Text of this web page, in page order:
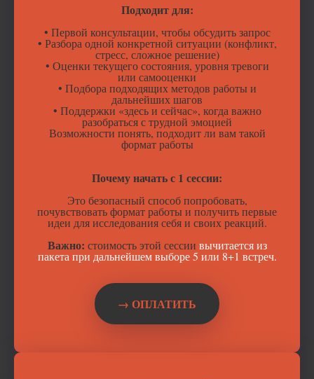
Подходит для:
• Первой консультации, чтобы обсудить запрос
• Разбора одной конкретной ситуации (конфликт,
стресс, сложное решение)
• Оценки текущего состояния, уровня тревоги
или самооценки
• Подбора подходящих методов работы и
дальнейших шагов
• Поддержки «здесь и сейчас», когда важно
разобраться с трудной эмоцией
Возможности понять, подходит ли вам такой
формат работы
Почему начать с 1 сессии:
Это безопасный способ попробовать,
почувствовать формат работы и получить первые
идеи для исследования себя и своих реакций.
Важно: стоимость этой сессии вычитается из
пакета при дальнейшем выборе 5 или 8+1 встреч.
→ ОПЛАТИТЬ